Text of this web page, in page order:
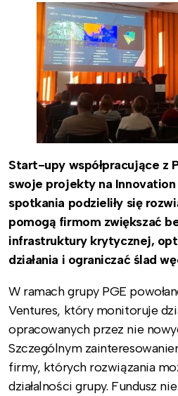
Start-upy współpracujące z
swoje projekty na Innovation
spotkania podzieliły się
pomogą firmom zwiększać
infrastruktury krytycznej,
działania i ograniczać ślad
W ramach grupy PGE
Ventures, który monitoruje
opracowanych przez nie
Szczególnym
firmy, których rozwiązania
działalności grupy. Fundusz